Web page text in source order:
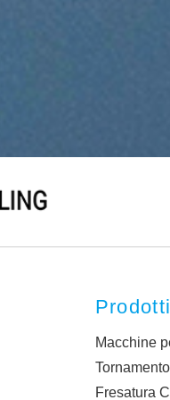
Macchine
Fresatura